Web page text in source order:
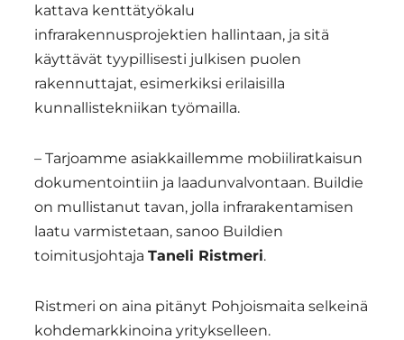
kattava kenttätyökalu
infrarakennusprojektien hallintaan, ja sitä
käyttävät tyypillisesti julkisen puolen
rakennuttajat, esimerkiksi erilaisilla
kunnallistekniikan työmailla.
– Tarjoamme asiakkaillemme mobiiliratkaisun
dokumentointiin ja laadunvalvontaan. Buildie
on mullistanut tavan, jolla infrarakentamisen
laatu varmistetaan, sanoo Buildien
toimitusjohtaja Taneli Ristmeri.
Ristmeri on aina pitänyt Pohjoismaita selkeinä
kohdemarkkinoina yritykselleen.